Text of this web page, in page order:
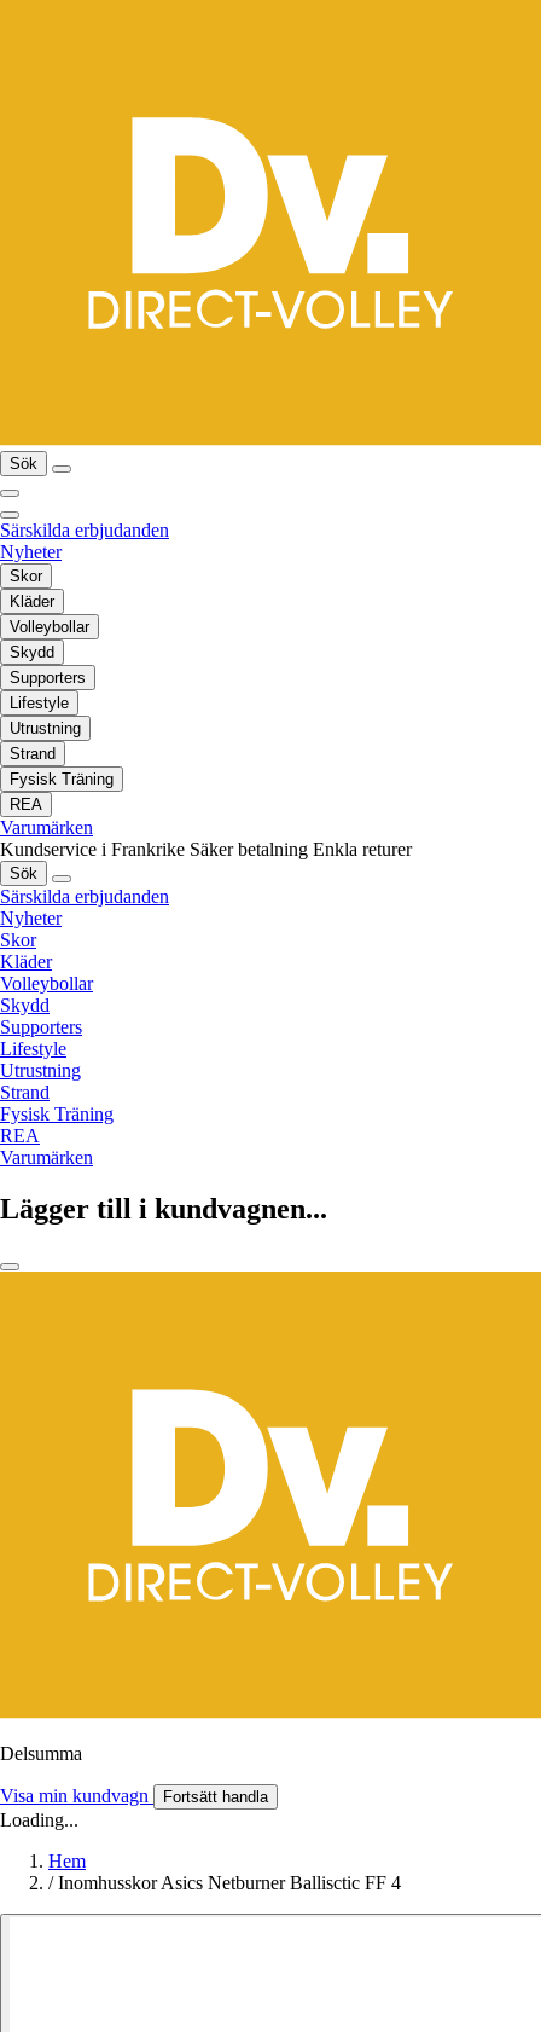
Sök
Särskilda erbjudanden
Nyheter
Skor
Kläder
Volleybollar
Skydd
Supporters
Lifestyle
Utrustning
Strand
Fysisk Träning
REA
Varumärken
Kundservice i Frankrike Säker betalning Enkla returer
Sök
Särskilda erbjudanden
Nyheter
Skor
Kläder
Volleybollar
Skydd
Supporters
Lifestyle
Utrustning
Strand
Fysisk Träning
REA
Varumärken
Lägger till i kundvagnen...
Delsumma
Visa min kundvagn Fortsätt handla
Loading...
Hem
/ Inomhusskor Asics Netburner Ballisctic FF 4